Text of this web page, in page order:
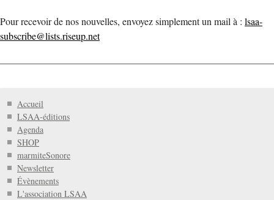
Pour recevoir de nos nouvelles, envoyez simplement un mail à : lsaa-
subscribe@lists.riseup.net
Accueil
LSAA-éditions
Agenda
SHOP
marmiteSonore
Newsletter
Évènements
L'association LSAA